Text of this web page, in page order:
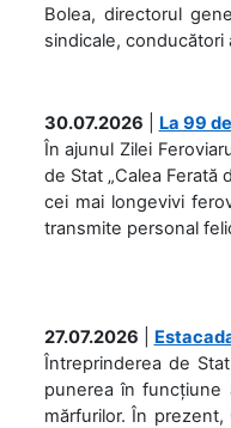
Bolea, directorul
sindicale, conducători
30.07.2026
La 99
În ajunul Zilei
de Stat „Calea
cei mai longevivi
transmite personal
27.07.2026
Întreprinderea de
punerea în funcțiune
mărfurilor. În